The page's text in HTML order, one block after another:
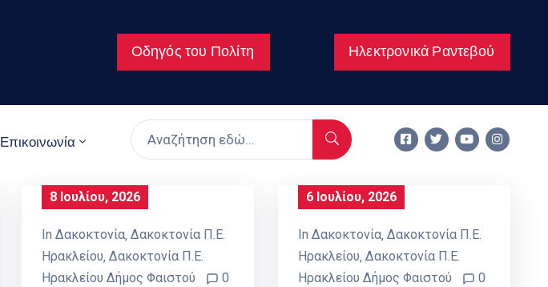
Οδηγός του Πολίτη Ηλεκτρονικά Ραντεβού
Επικοινωνία
8 Ιουλίου, 2026
In Δακοκτονία‚ Δακοκτονία Π.Ε.
Ηρακλείου‚ Δακοκτονία Π.Ε.
Ηρακλείου Δήμος Φαιστού
0
6 Ιουλίου, 2026
In Δακοκτονία‚ Δακοκτονία Π.Ε.
Ηρακλείου‚ Δακοκτονία Π.Ε.
Ηρακλείου Δήμος Φαιστού
0